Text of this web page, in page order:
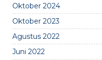
Oktober 2024
Oktober 2023
Agustus 2022
Juni 2022